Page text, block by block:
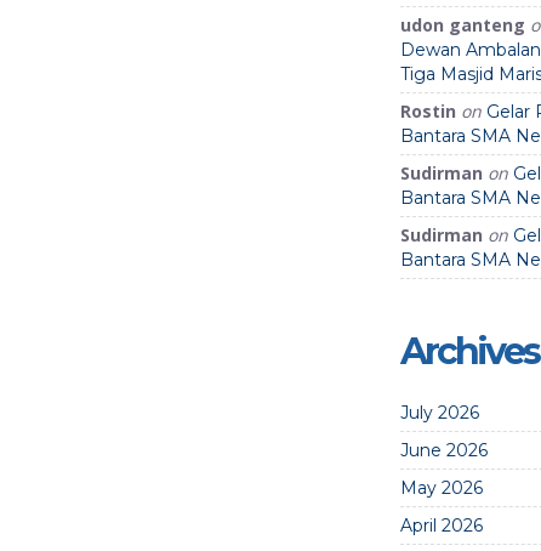
udon ganteng
Dewan
Tiga Masjid
Rostin on Gelar
Bantara SMA
Sudirman on
Bantara SMA
Sudirman on
Bantara SMA
Archives
July 2026
June 2026
May 2026
April 2026